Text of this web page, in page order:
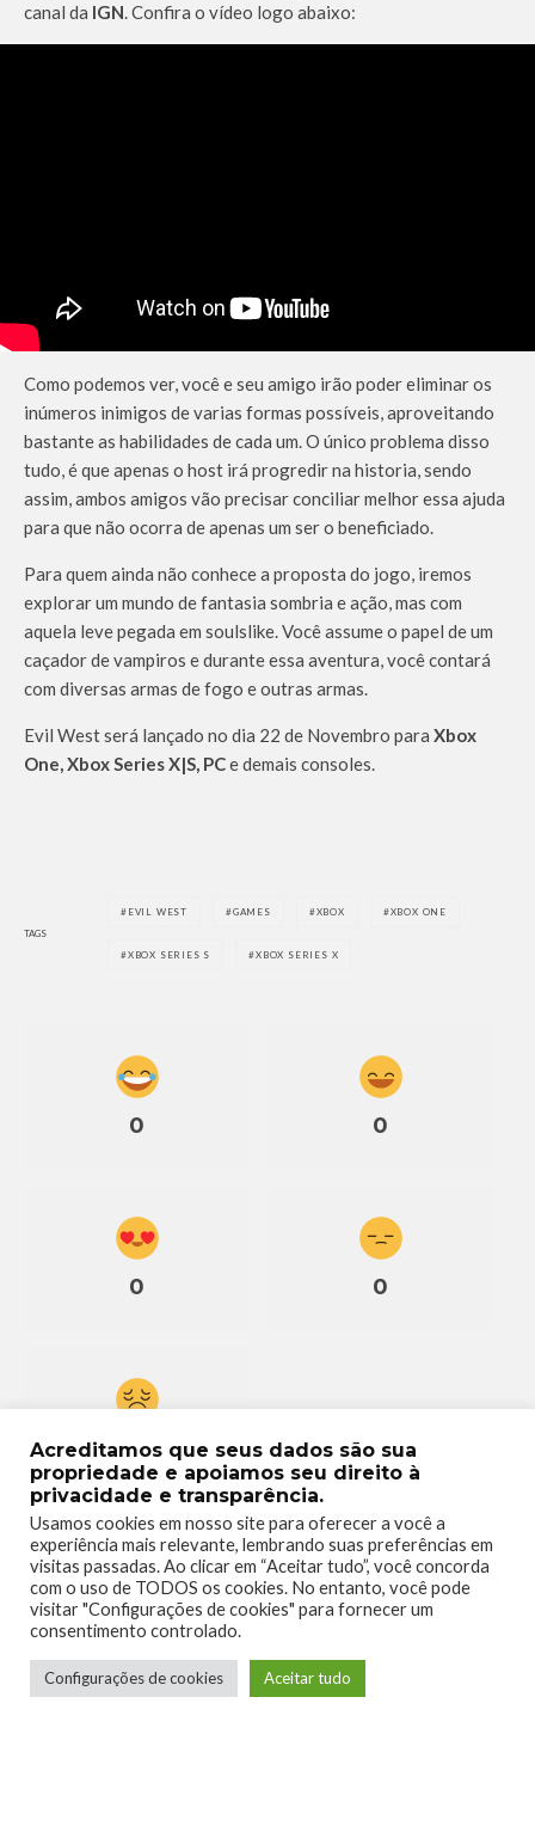
canal da IGN. Confira o vídeo logo abaixo:
Como podemos ver, você e seu amigo irão poder eliminar os
inúmeros inimigos de varias formas possíveis, aproveitando
bastante as habilidades de cada um. O único problema disso
tudo, é que apenas o host irá progredir na historia, sendo
assim, ambos amigos vão precisar conciliar melhor essa ajuda
para que não ocorra de apenas um ser o beneficiado.
Para quem ainda não conhece a proposta do jogo, iremos
explorar um mundo de fantasia sombria e ação, mas com
aquela leve pegada em soulslike. Você assume o papel de um
caçador de vampiros e durante essa aventura, você contará
com diversas armas de fogo e outras armas.
Evil West será lançado no dia 22 de Novembro para Xbox
One, Xbox Series X|S, PCe demais consoles.
TAGS
EVIL WEST GAMES XBOX XBOX ONE
XBOX SERIES S XBOX SERIES X
0 0
0 0
0
Acreditamos que seus dados são sua
propriedade e apoiamos seu direito à
privacidade e transparência.
Usamos cookies em nosso site para oferecer a você a
experiência mais relevante, lembrando suas preferências em
visitas passadas. Ao clicar em “Aceitar tudo”, você concorda
com o uso de TODOS os cookies. No entanto, você pode
visitar "Configurações de cookies" para fornecer um
consentimento controlado.
Configurações de cookies Aceitar tudo